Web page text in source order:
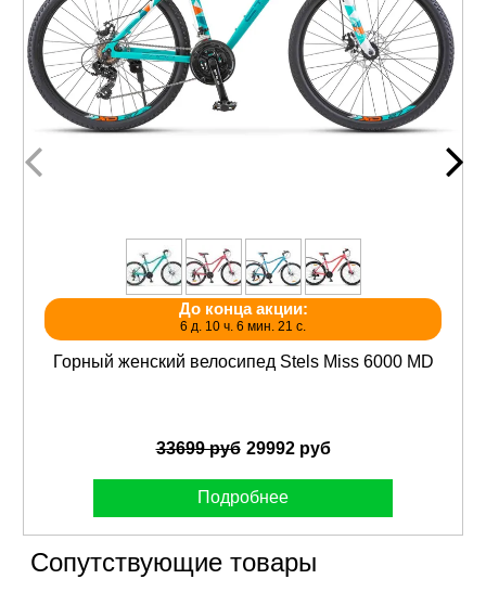
До конца акции:
6 д. 10 ч. 6 мин. 21 с.
Горный женский велосипед Stels Miss 6000 MD
33699 руб 29992 руб
Подробнее
Сопутствующие товары